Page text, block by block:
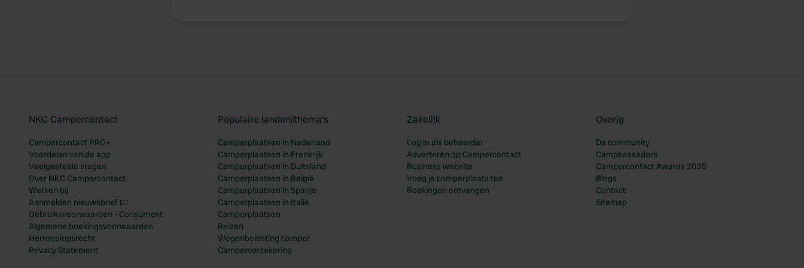
NKC Campercontact
Campercontact PRO+
Voordelen van de app
Veelgestelde vragen
Over NKC Campercontact
Werken bij
Aanmelden nieuwsbrief 📧
Gebruiksvoorwaarden - Consument
Algemene boekingsvoorwaarden
Herroepingsrecht
Privacy Statement
Populaire landen/thema's
Camperplaatsen in Nederland
Camperplaatsen in Frankrijk
Camperplaatsen in Duitsland
Camperplaatsen in België
Camperplaatsen in Spanje
Camperplaatsen in Italië
Camperplaatsen
Reizen
Wegenbelasting camper
Camperverzekering
Zakelijk
Log in als beheerder
Adverteren op Campercontact
Business website
Voeg je camperplaats toe
Boekingen ontvangen
Overig
De community
Campbassadors
Campercontact Awards 2025
Blogs
Contact
Sitemap